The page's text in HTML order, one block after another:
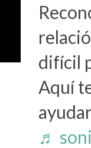
difícil
Aquí
♬